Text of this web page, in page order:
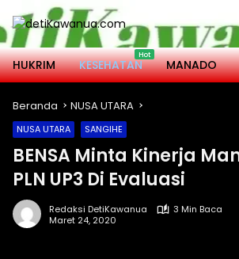
Langsung
ke
konten
HUKRIM
KESEHATAN MANADO
Beranda NUSA UTARA
NUSA UTARA SANGIHE
BENSA Minta Kinerja
PLN UP3 Di Evaluasi
Redaksi DetiKawanua
3 Min Baca
Maret 24, 2020